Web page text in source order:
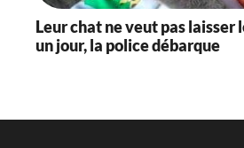
Leur chat ne veut pas laisser
un jour, la police débarque